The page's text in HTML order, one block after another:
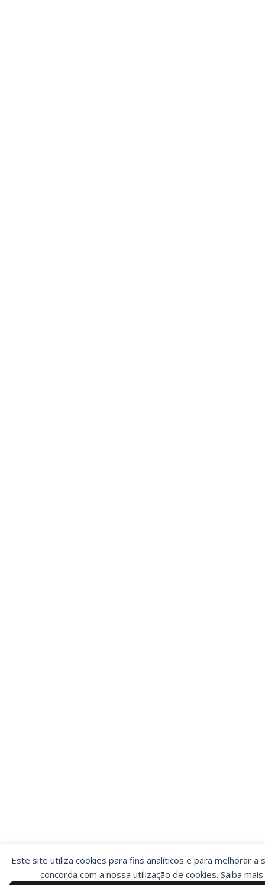
Este site utiliza cookies para fins analíticos e para melhorar a
concorda com a nossa utilização de cookies. Saiba